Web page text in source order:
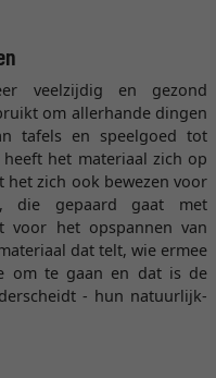
veelzijdig en gezond
om allerhande dingen
tafels en speelgoed tot
het materiaal zich op
zich ook bewezen voor
die gepaard gaat met
voor het opspannen van
dat telt, wie ermee
om te gaan en dat is de
- hun natuurlijk-